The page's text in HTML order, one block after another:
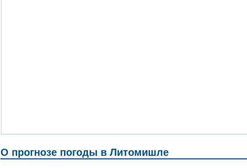
О прогнозе погоды в Литомишле